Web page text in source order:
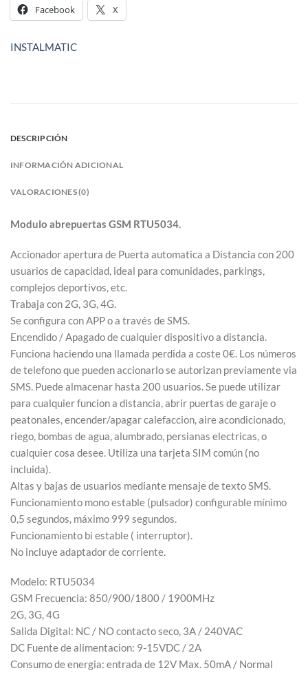
Facebook X
INSTALMATIC
DESCRIPCIÓN
INFORMACIÓN ADICIONAL
VALORACIONES (0)
Modulo abrepuertas GSM RTU5034.
Accionador apertura de Puerta automatica a Distancia con 200
usuarios de capacidad, ideal para comunidades, parkings,
complejos deportivos, etc.
Trabaja con 2G, 3G, 4G.
Se configura con APP o a través de SMS.
Encendido / Apagado de cualquier dispositivo a distancia.
Funciona haciendo una llamada perdida a coste 0€. Los números
de telefono que pueden accionarlo se autorizan previamente via
SMS. Puede almacenar hasta 200 usuarios. Se puede utilizar
para cualquier funcion a distancia, abrir puertas de garaje o
peatonales, encender/apagar calefaccion, aire acondicionado,
riego, bombas de agua, alumbrado, persianas electricas, o
cualquier cosa desee. Utiliza una tarjeta SIM común (no
incluida).
Altas y bajas de usuarios mediante mensaje de texto SMS.
Funcionamiento mono estable (pulsador) configurable mínimo
0,5 segundos, máximo 999 segundos.
Funcionamiento bi estable ( interruptor).
No incluye adaptador de corriente.
Modelo: RTU5034
GSM Frecuencia: 850/900/1800 / 1900MHz
2G, 3G, 4G
Salida Digital: NC / NO contacto seco, 3A / 240VAC
DC Fuente de alimentacion: 9-15VDC / 2A
Consumo de energia: entrada de 12V Max. 50mA / Normal